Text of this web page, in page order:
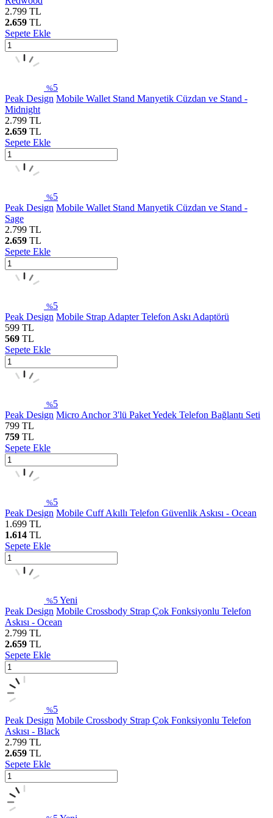
2.799 TL
2.659 TL
Sepete Ekle
%5
Peak Design Mobile Wallet Stand Manyetik Cüzdan ve Stand -
Midnight
2.799 TL
2.659 TL
Sepete Ekle
%5
Peak Design Mobile Wallet Stand Manyetik Cüzdan ve Stand -
Sage
2.799 TL
2.659 TL
Sepete Ekle
%5
Peak Design Mobile Strap Adapter Telefon Askı Adaptörü
599 TL
569 TL
Sepete Ekle
%5
Peak Design Micro Anchor 3'lü Paket Yedek Telefon Bağlantı Seti
799 TL
759 TL
Sepete Ekle
%5
Peak Design Mobile Cuff Akıllı Telefon Güvenlik Askısı - Ocean
1.699 TL
1.614 TL
Sepete Ekle
%5Yeni
Peak Design Mobile Crossbody Strap Çok Fonksiyonlu Telefon
Askısı - Ocean
2.799 TL
2.659 TL
Sepete Ekle
%5
Peak Design Mobile Crossbody Strap Çok Fonksiyonlu Telefon
Askısı - Black
2.799 TL
2.659 TL
Sepete Ekle